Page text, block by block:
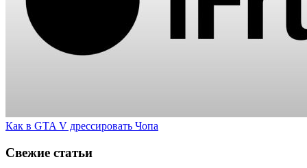
Как в GTA V дрессировать Чопа
Свежие статьи